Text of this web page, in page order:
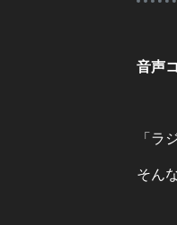
音声
「ラ
そん